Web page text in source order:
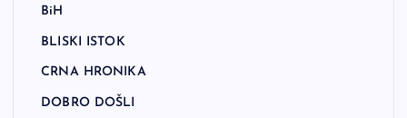
BiH
BLISKI ISTOK
CRNA HRONIKA
DOBRO DOŠLI